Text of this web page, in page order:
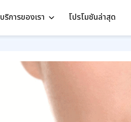
บริการของเรา โปรโมชันล่าสุด